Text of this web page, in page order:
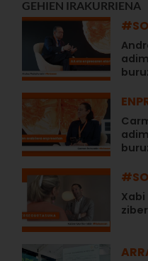
GEHIEN IRAKURRIENA
Xabi